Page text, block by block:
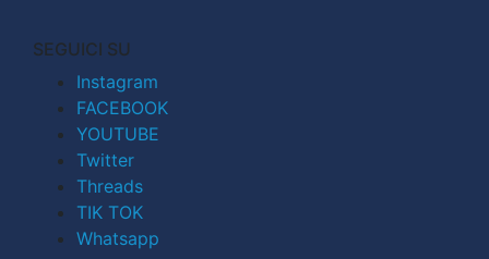
SEGUICI SU
Instagram
FACEBOOK
YOUTUBE
Twitter
Threads
TIK TOK
Whatsapp